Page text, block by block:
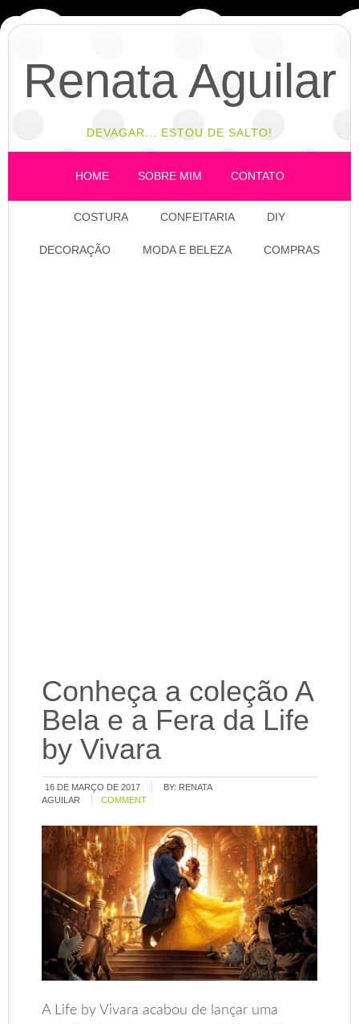
Renata Aguilar
DEVAGAR... ESTOU DE SALTO!
HOME SOBRE MIM CONTATO
COSTURA CONFEITARIA DIY
DECORAÇÃO MODA E BELEZA COMPRAS
Conheça a coleção A
Bela e a Fera da Life
by Vivara
16 DE MARÇO DE 2017 BY: RENATA
AGUILAR
COMMENT
A Life by Vivara acabou de lançar uma